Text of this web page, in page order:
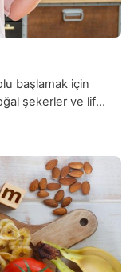
başlamak için
şekerler ve lif
tüketildiğinde
tok kalmasına
da oldukça
destekler […]